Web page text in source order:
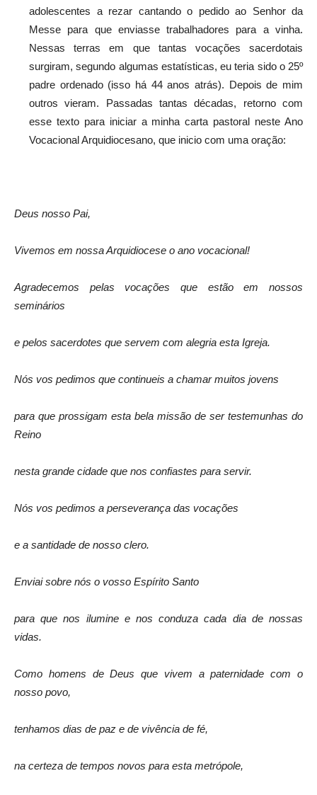
adolescentes a rezar cantando o pedido ao Senhor da
Messe para que enviasse trabalhadores para a vinha.
Nessas terras em que tantas vocações sacerdotais
surgiram, segundo algumas estatísticas, eu teria sido o 25º
padre ordenado (isso há 44 anos atrás). Depois de mim
outros vieram. Passadas tantas décadas, retorno com
esse texto para iniciar a minha carta pastoral neste Ano
Vocacional Arquidiocesano, que inicio com uma oração:
Deus nosso Pai,
Vivemos em nossa Arquidiocese o ano vocacional!
Agradecemos pelas vocações que estão em nossos
seminários
e pelos sacerdotes que servem com alegria esta Igreja.
Nós vos pedimos que continueis a chamar muitos jovens
para que prossigam esta bela missão de ser testemunhas do
Reino
nesta grande cidade que nos confiastes para servir.
Nós vos pedimos a perseverança das vocações
e a santidade de nosso clero.
Enviai sobre nós o vosso Espírito Santo
para que nos ilumine e nos conduza cada dia de nossas
vidas.
Como homens de Deus que vivem a paternidade com o
nosso povo,
tenhamos dias de paz e de vivência de fé,
na certeza de tempos novos para esta metrópole,